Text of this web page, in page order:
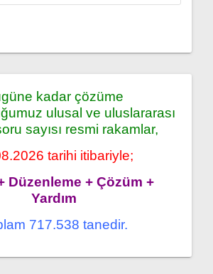
kadar çözüme
ulusal ve uluslararası
sayısı resmi rakamlar,
tarihi itibariyle;
Düzenleme + Çözüm +
Yardım
717.538 tanedir.